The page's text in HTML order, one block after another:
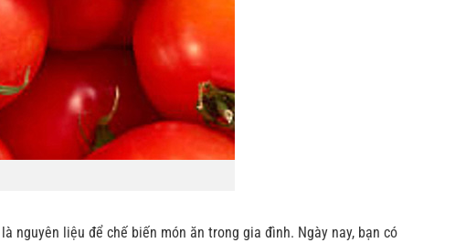
nguyên liệu để chế biến món ăn trong gia đình. Ngày nay, bạn có